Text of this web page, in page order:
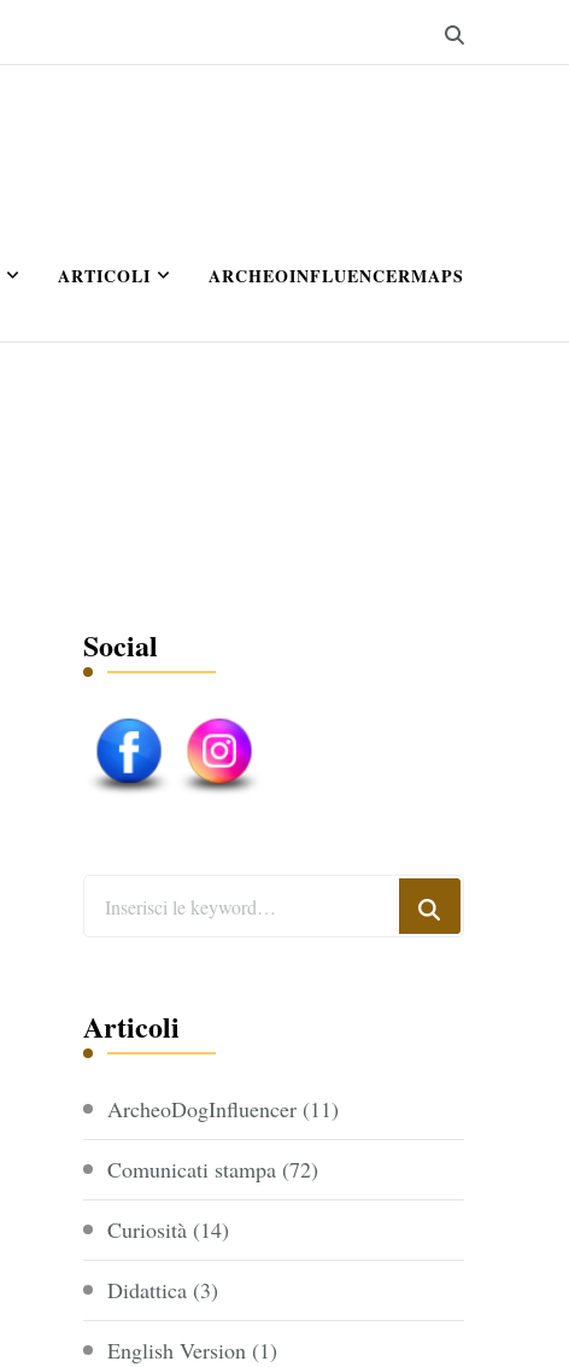
ARTICOLI ARCHEOINFLUENCERMAPS
Social
Articoli
ArcheoDogInfluencer (11)
Comunicati stampa (72)
Curiosità (14)
Didattica (3)
English Version (1)